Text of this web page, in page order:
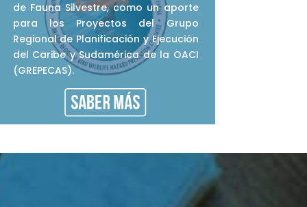
de Fauna Silvestre, como un aporte
para los Proyectos del Grupo
Regional de Planificación y Ejecución
del Caribe y Sudamérica de la OACI
(GREPECAS).